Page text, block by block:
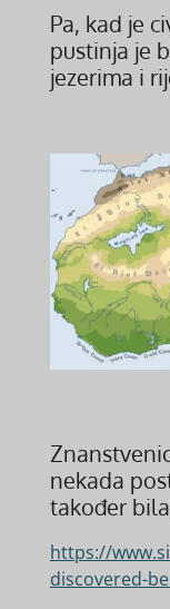
Pa, kad je
pustinja je
jezerima i
nekada
također
https://
discovered-